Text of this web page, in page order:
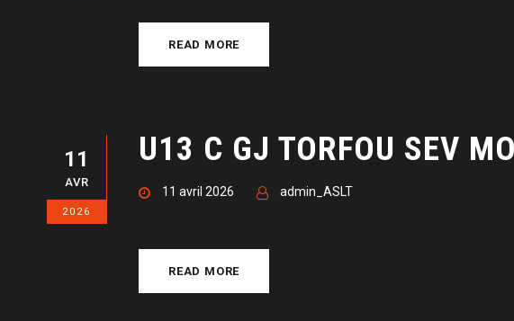
READ MORE
11
AVR
2026
U13 C GJ TORFOU SEV
11 avril 2026 admin_ASLT
READ MORE